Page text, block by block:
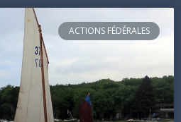
ACTIONS FÉDÉRALES